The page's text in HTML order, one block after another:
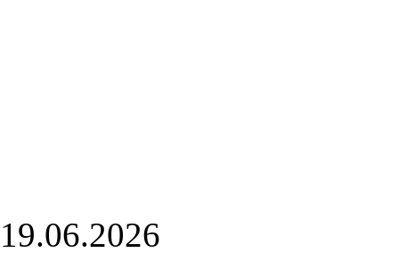
19.06.2026